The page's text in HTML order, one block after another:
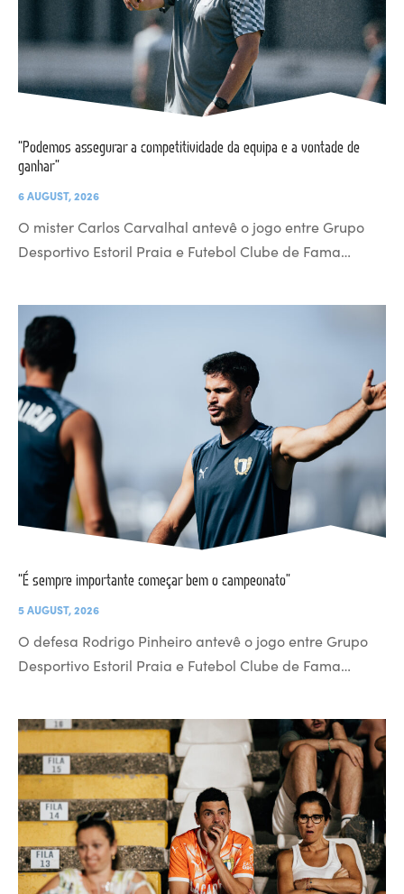
“Podemos assegurar a competitividade da equipa e a vontade de
ganhar”
6 AUGUST, 2026
O mister Carlos Carvalhal antevê o jogo entre Grupo
Desportivo Estoril Praia e Futebol Clube de Fama…
“É sempre importante começar bem o campeonato”
5 AUGUST, 2026
O defesa Rodrigo Pinheiro antevê o jogo entre Grupo
Desportivo Estoril Praia e Futebol Clube de Fama…